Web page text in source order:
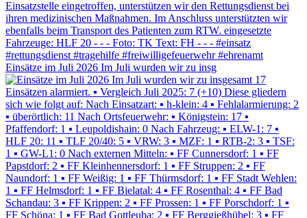
Einsätze im Juli 2026 Im Juli wurden wir zu insg